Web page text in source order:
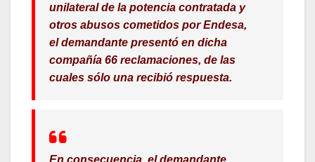
unilateral de la potencia contratada y
otros abusos cometidos por Endesa,
el demandante presentó en dicha
compañía 66 reclamaciones, de las
cuales sólo una recibió respuesta.